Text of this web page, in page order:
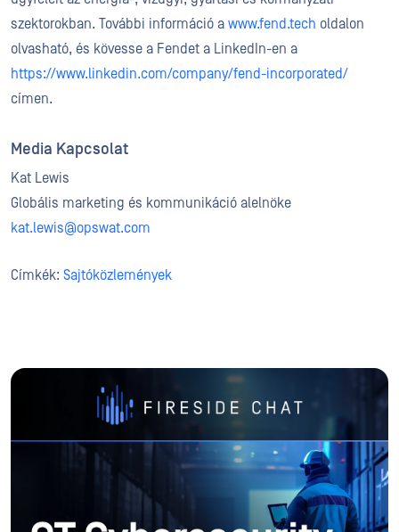
szektorokban. További információ a www.fend.tech oldalon
olvasható, és kövesse a Fendet a LinkedIn-en a
https://www.linkedin.com/company/fend-incorporated/
címen.
Media Kapcsolat
Kat Lewis
Globális marketing és kommunikáció alelnöke
kat.lewis@opswat.com
Címkék: Sajtóközlemények